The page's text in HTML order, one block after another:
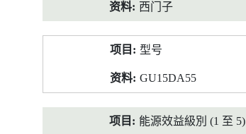
西门子
型号
GU15DA55
能源效益級別 (1 至 5)